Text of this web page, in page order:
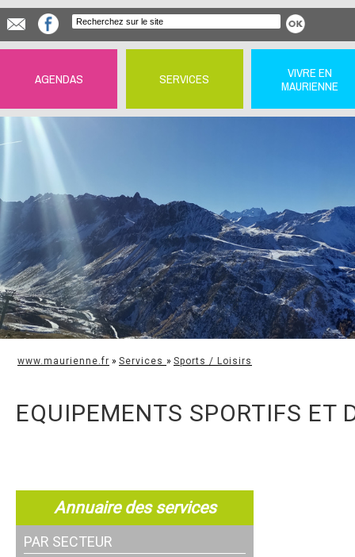
AGENDAS SERVICES
VIVRE EN
MAURIENNE
www.maurienne.fr » Services » Sports / Loisirs
EQUIPEMENTS SPORTIFS ET
Annuaire des services
PAR SECTEUR